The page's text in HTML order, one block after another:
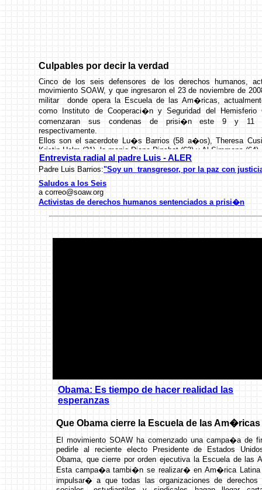
Que Obama cierre la Escuela de las Am�ricas
El movimiento SOAW ha comenzado una campa�a de
pedirle al reciente electo Presidente de Estados
Obama, que cierre por orden ejecutiva la Escuela de las
Esta campa�a tambi�n se realizar� en Am�rica Latina
impulsar� a que todas las organizaciones de derechos
Obama: Es tiempo de hacer realidad las
esperanzas
Padre Luis Barrios:"Soy un transgresor, por la paz con
Saludos a los Seis
a correo@soaw.org
Activistas de derechos humanos sentenciados a prisi�n
Culpables por decir la verdad
Cinco de los seis defensores de los derechos humanos,
movimiento SOAW, y que ingresaron el 23 de noviembre de
militar donde opera la Escuela de las Am�ricas,
como Instituto de Cooperaci�n y Seguridad del Hemisferio
comenzaran sus condenas de prisi�n este 9 y 11
respectivamente.
Ellos son el sacerdote Lu�s Barrios (58 a�os), Theresa
Kristin Holm (21), la monja Diane Pinchot (63) y Al Simmons
Entrevista radial al padre Luis - ALER